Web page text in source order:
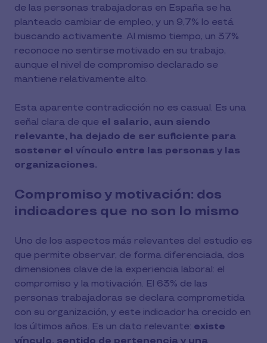
de las personas trabajadoras en España se ha
planteado cambiar de empleo, y un 9,7% lo está
buscando activamente. Al mismo tiempo, un 37%
reconoce no sentirse motivado en su trabajo,
aunque el nivel de compromiso declarado se
mantiene relativamente alto.
Esta aparente contradicción no es casual. Es una
señal clara de que el salario, aun siendo
relevante, ha dejado de ser suficiente para
sostener el vínculo entre las personas y las
organizaciones.
Compromiso y motivación: dos
indicadores que no son lo mismo
Uno de los aspectos más relevantes del estudio es
que permite observar, de forma diferenciada, dos
dimensiones clave de la experiencia laboral: el
compromiso y la motivación. El 63% de las
personas trabajadoras se declara comprometida
con su organización, y este indicador ha crecido en
los últimos años. Es un dato relevante: existe
vínculo, sentido de pertenencia y una